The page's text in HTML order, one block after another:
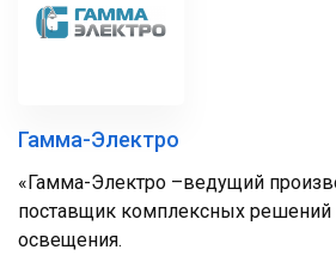
Гамма-Электро
«Гамма-Электро –ведущий
поставщик комплексных
освещения.